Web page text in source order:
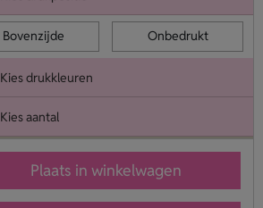
Bovenzijde Onbedrukt
Kies drukkleuren
Kies aantal
Plaats in winkelwagen